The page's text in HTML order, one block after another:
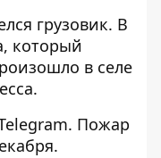
грузовик. В
который
в селе
Пожар